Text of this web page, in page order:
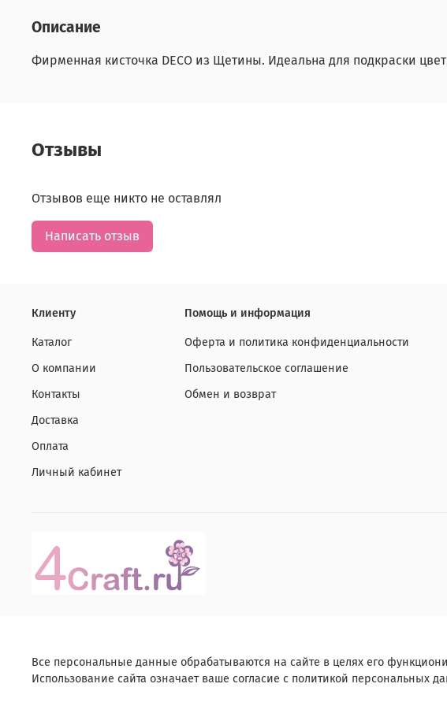
Описание
Фирменная кисточка DECO из Щетины. Идеальна для подкраски
Отзывы
Отзывов еще никто не оставлял
Написать отзыв
Клиенту
Каталог
О компании
Контакты
Доставка
Оплата
Личный кабинет
Помощь и информация
Оферта и политика конфиденциальности
Пользовательское соглашение
Обмен и возврат
Все персональные данные обрабатываются на сайте в целях его
Использование сайта означает ваше согласие с политикой персональных